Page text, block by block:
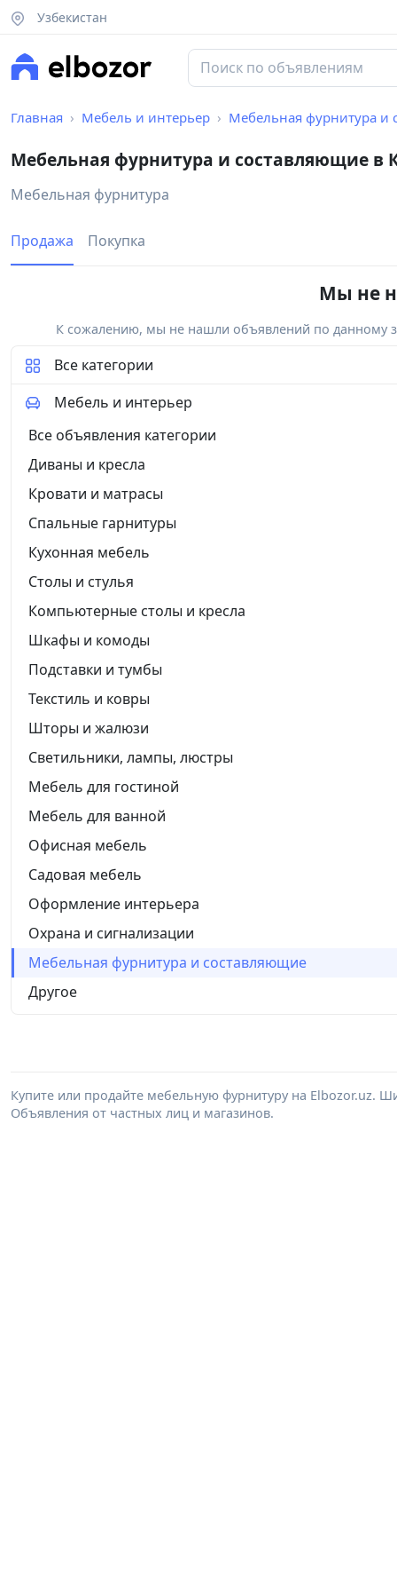
Узбекистан
Главная Мебель и интерьер Мебельная фурнитура и
Мебельная фурнитура и составляющие в
Мебельная фурнитура
Продажа Покупка
Мы не
К сожалению, мы не нашли объявлений по данному
Все категории
Мебель и интерьер
Все объявления категории
Диваны и кресла
Кровати и матрасы
Спальные гарнитуры
Кухонная мебель
Столы и стулья
Компьютерные столы и кресла
Шкафы и комоды
Подставки и тумбы
Текстиль и ковры
Шторы и жалюзи
Светильники, лампы, люстры
Мебель для гостиной
Мебель для ванной
Офисная мебель
Садовая мебель
Оформление интерьера
Охрана и сигнализации
Мебельная фурнитура и составляющие
Другое
Купите или продайте мебельную фурнитуру на
Объявления от частных лиц и магазинов.